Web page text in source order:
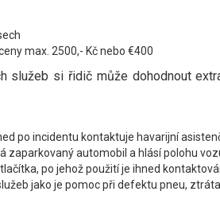
max. 2500,- Kč nebo €400
služeb si řidič může dohodnout
po incidentu kontaktuje havarijní
zaparkovaný automobil a hlásí polohu
po jehož použití je ihned
jako je pomoc při defektu pneu,